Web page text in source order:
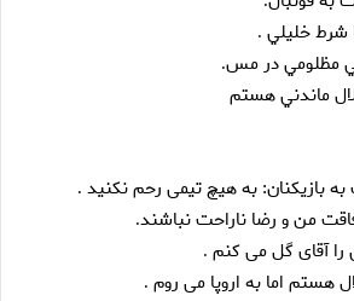
شرط خليلي .
مظلومي در مس.
ماندني هستم
بازيكنان: به هيچ تيمى رحم نكنيد .
من و رضا ناراحت نباشند.
را آقاى گل مى كنم .
هستم اما به اروپا مى روم .